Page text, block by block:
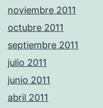
noviembre 2011
octubre 2011
septiembre 2011
julio 2011
junio 2011
abril 2011